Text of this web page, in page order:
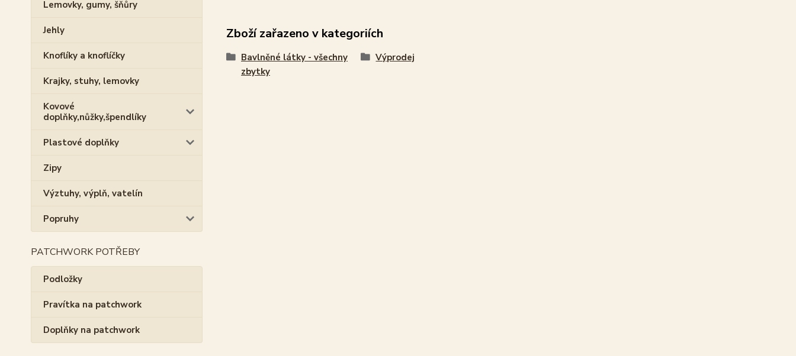
Lemovky, gumy, šňůry
Jehly
Knoflíky a knoflíčky
Krajky, stuhy, lemovky
Kovové
doplňky,nůžky,špendlíky
Plastové doplňky
Zipy
Výztuhy, výplň, vatelín
Popruhy
PATCHWORK POTŘEBY
Podložky
Pravítka na patchwork
Doplňky na patchwork
Zboží zařazeno v kategoriích
Bavlněné látky - všechny
zbytky
Výprodej